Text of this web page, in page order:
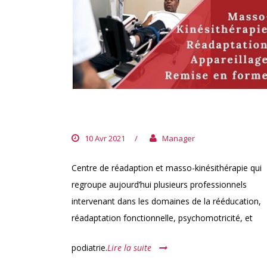
10 Avr 2021 / Manager
Centre de réadaption et masso-kinésithérapie qui
regroupe aujourd’hui plusieurs professionnels
intervenant dans les domaines de la rééducation,
réadaptation fonctionnelle, psychomotricité, et
podiatrie.Lire la suite